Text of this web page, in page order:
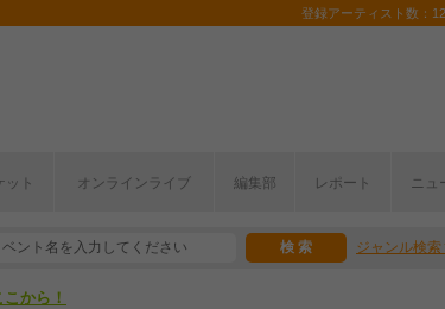
登録アーティスト数：
ット オンラインライブ 編集部 レポート ニュ
ジャンル検索
半期編発表！
から！